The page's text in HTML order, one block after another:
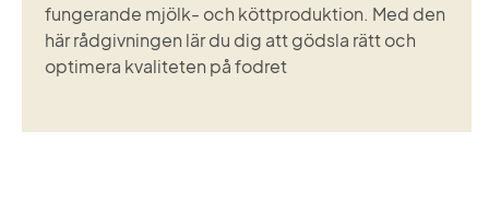
fungerande mjölk- och köttproduktion. Med den
här rådgivningen lär du dig att gödsla rätt och
optimera kvaliteten på fodret